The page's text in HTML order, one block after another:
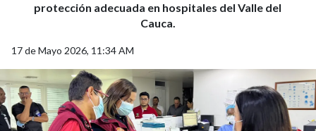
protección adecuada en hospitales del Valle del
Cauca.
17 de Mayo 2026, 11:34 AM